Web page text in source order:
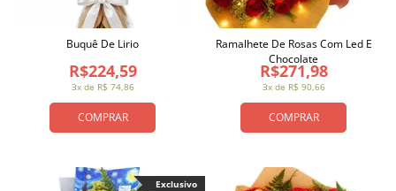
COMPRAR
3x de R$ 74,86
R$224,59
Buquê De Lirio
COMPRAR
3x de R$ 90,66
R$271,98
Ramalhete De Rosas Com Led E
Chocolate
Exclusivo